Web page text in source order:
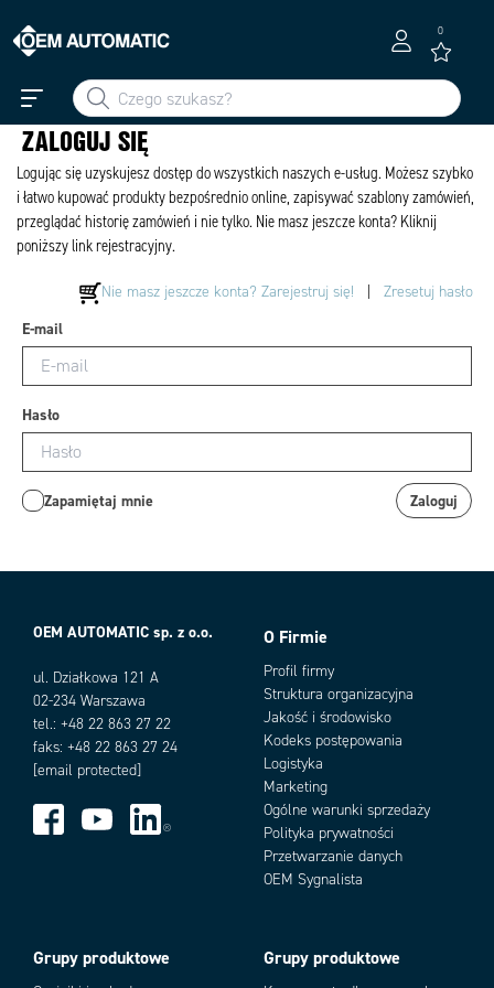
0
ZALOGUJ SIĘ
Logując się uzyskujesz dostęp do wszystkich naszych e-usług. Możesz szybko
i łatwo kupować produkty bezpośrednio online, zapisywać szablony zamówień,
przeglądać historię zamówień i nie tylko. Nie masz jeszcze konta? Kliknij
poniższy link rejestracyjny.
Nie masz jeszcze konta? Zarejestruj się! Zresetuj hasło
E-mail
Hasło
Zapamiętaj mnie Zaloguj
OEM AUTOMATIC sp. z o.o.
ul. Działkowa 121 A
02-234 Warszawa
tel.: +48 22 863 27 22
faks: +48 22 863 27 24
[email protected]
O Firmie
Profil firmy
Struktura organizacyjna
Jakość i środowisko
Kodeks postępowania
Logistyka
Marketing
Ogólne warunki sprzedaży
Polityka prywatności
Przetwarzanie danych
OEM Sygnalista
Grupy produktowe Grupy produktowe